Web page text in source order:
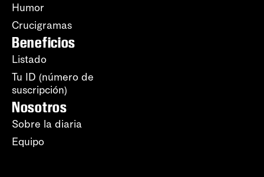
Humor
Crucigramas
Beneficios
Listado
Tu ID (número de
suscripción)
Nosotros
Sobre la diaria
Equipo